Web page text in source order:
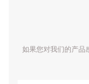
如果您对我们的产品